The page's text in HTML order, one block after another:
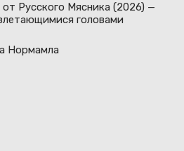
от Русского Мясника (2026) —
головами
Нормамла